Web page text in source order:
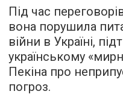
Під час
вона порушила
війни в Україні,
українському
Пекіна про
погроз.